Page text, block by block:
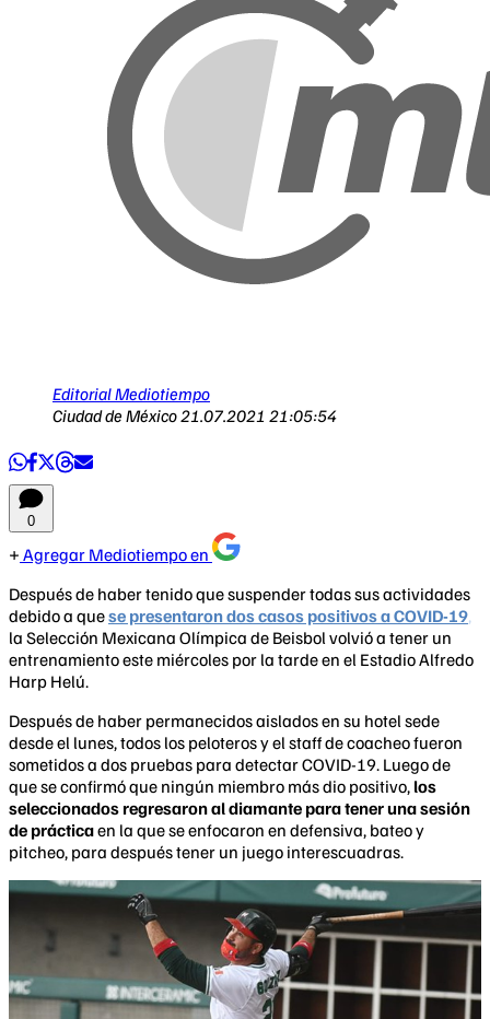
Editorial Mediotiempo
Ciudad de México21.07.2021 21:05:54
0
Agregar Mediotiempo en
Después de haber tenido que suspender todas sus actividades
debido a quese presentaron dos casos positivos a COVID-19,
la Selección Mexicana Olímpica de Beisbol volvió a tener un
entrenamiento este miércoles por la tarde en el Estadio Alfredo
Harp Helú.
Después de haber permanecidos aislados en su hotel sede
desde el lunes, todos los peloteros y el staff de coacheo fueron
sometidos a dos pruebas para detectar COVID-19. Luego de
que se confirmó que ningún miembro más dio positivo, los
seleccionados regresaron al diamante para tener una sesión
de prácticaen la que se enfocaron en defensiva, bateo y
pitcheo, para después tener un juego interescuadras.